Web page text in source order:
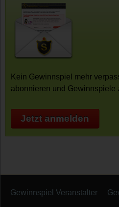
Kein Gewinnspiel mehr
abonnieren und Gewinnspiele
Jetzt anmelden
Gewinnspiel Veranstalter